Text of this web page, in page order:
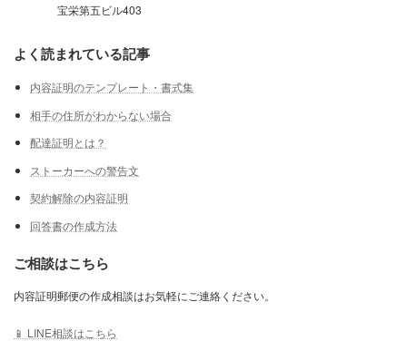
宝栄第五ビル403
よく読まれている記事
内容証明のテンプレート・書式集
相手の住所がわからない場合
配達証明とは？
ストーカーへの警告文
契約解除の内容証明
回答書の作成方法
ご相談はこちら
内容証明郵便の作成相談はお気軽にご連絡ください。
📱 LINE相談はこちら